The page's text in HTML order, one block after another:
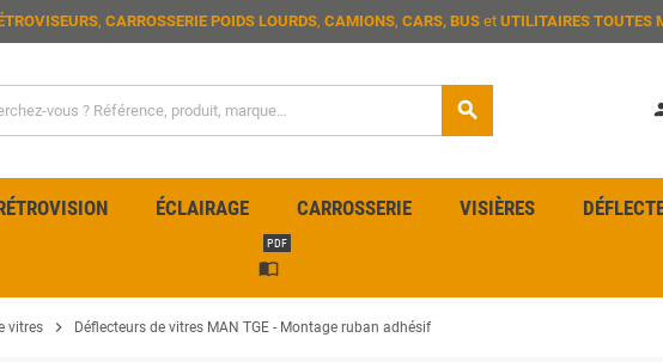
, CARROSSERIE POIDS LOURDS, CAMIONS, CARS, BUSet UTILITAIRES TOUTES
search
ÉCLAIRAGE CARROSSERIE VISIÈRES
import_contacts
PDF
vitres chevron_right Déflecteurs de vitres MAN TGE - Montage ruban adhésif